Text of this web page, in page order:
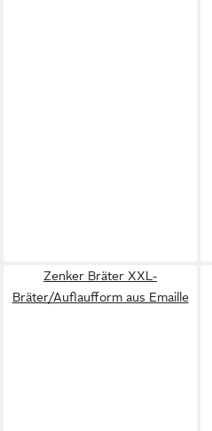
Zenker Bräter XXL-
Bräter/Auflaufform aus Emaille